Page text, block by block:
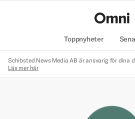
Toppnyheter
Schibsted News Media AB är ansvarig för dina
Läs mer här